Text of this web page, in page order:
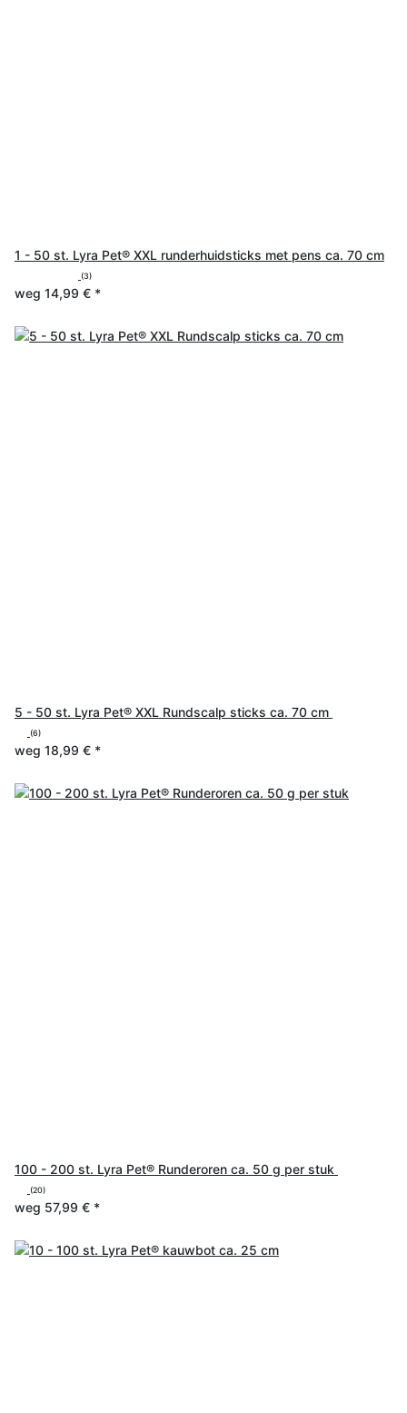
1 - 50 st. Lyra Pet® XXL runderhuidsticks met pens ca. 70 cm
(3)
weg 14,99 € *
5 - 50 st. Lyra Pet® XXL Rundscalp sticks ca. 70 cm
(6)
weg 18,99 € *
100 - 200 st. Lyra Pet® Runderoren ca. 50 g per stuk
(20)
weg 57,99 € *